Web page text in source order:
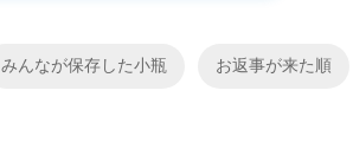
みんなが保存した小瓶 お返事が来た順